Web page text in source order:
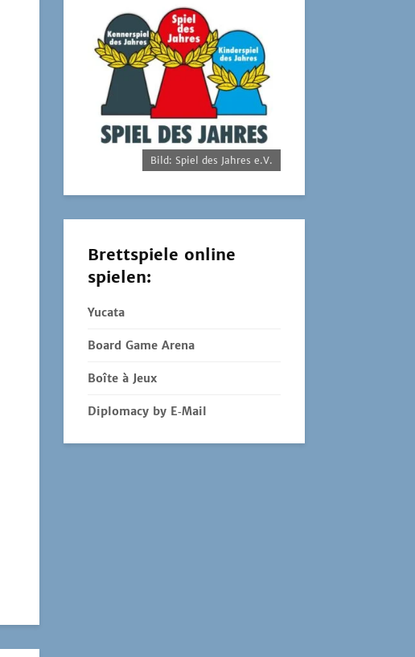
Bild: Spiel des Jahres e.V.
Brettspiele online
spielen:
Yucata
Board Game Arena
Boîte à Jeux
Diplomacy by E‑Mail